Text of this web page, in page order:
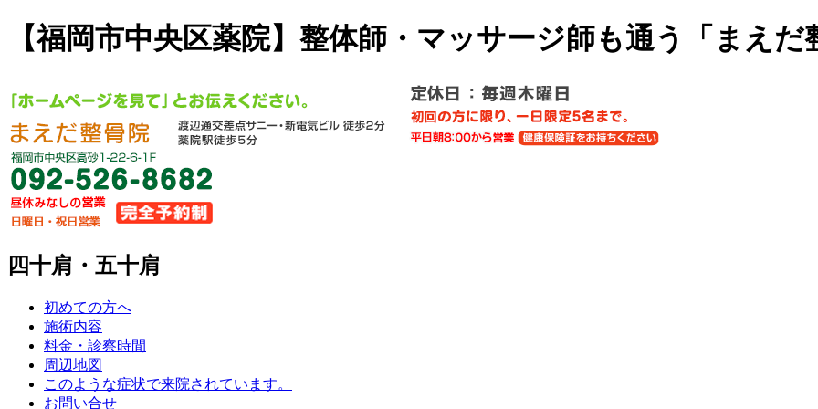
【福岡市中央区薬院】整体師・マッサージ師も通う「まえだ
四十肩・五十肩
初めての方へ
施術内容
料金・診察時間
周辺地図
このような症状で来院されています。
お問い合せ